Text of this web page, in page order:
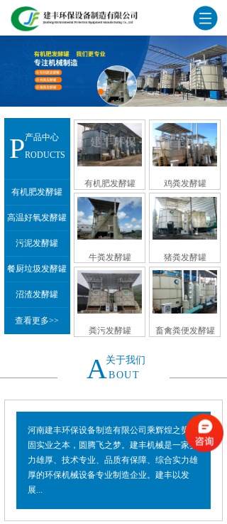
产品中心
PRODUCTS
有机肥发酵罐
高温好氧发酵罐
污泥发酵罐
餐厨垃圾发酵罐
沼渣发酵罐
查看更多>>
有机肥发酵罐 鸡粪发酵罐
牛粪发酵罐 猪粪发酵罐
粪污发酵罐 畜禽粪便发酵罐
关于我们
ABOUT
河南建丰环保设备制造有限公司乘辉煌之势，
固实业之本，圆腾飞之梦。建丰机械是一家实
力雄厚、技术专业、品质有保障、综合实力雄
厚的环保机械设备专业制造企业。建丰以发
展...